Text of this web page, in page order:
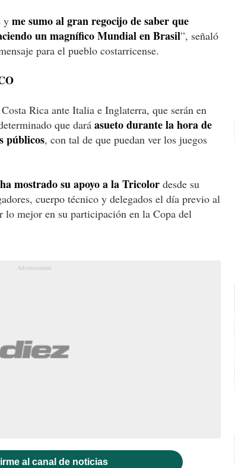
y me sumo al gran regocijo de saber que
un magnífico Mundial en Brasil”, señaló
para el pueblo costarricense.
Rica ante Italia e Inglaterra, que serán en
que dará asueto durante la hora de
públicos, con tal de que puedan ver los juegos
ha mostrado su apoyo a la Tricolor desde su
cuerpo técnico y delegados el día previo al
lo mejor en su participación en la Copa del
al canal de noticias